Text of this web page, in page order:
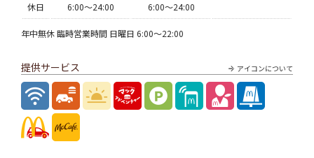
休日 6:00〜24:00 6:00〜24:00
年中無休 臨時営業時間 日曜日 6:00～22:00
アイコンについて
提供サービス